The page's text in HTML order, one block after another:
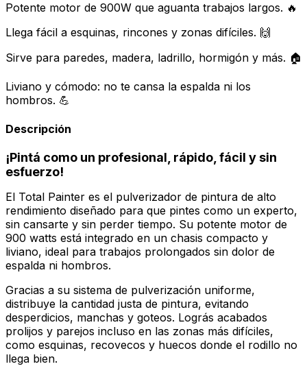
Potente motor de 900W que aguanta trabajos largos. 🔥
Llega fácil a esquinas, rincones y zonas difíciles. 🙌
Sirve para paredes, madera, ladrillo, hormigón y más. 🏠
Liviano y cómodo: no te cansa la espalda ni los
hombros. 💪
Descripción
¡Pintá como un profesional, rápido, fácil y sin
esfuerzo!
El Total Painter es el pulverizador de pintura de alto
rendimiento diseñado para que pintes como un experto,
sin cansarte y sin perder tiempo. Su potente motor de
900 watts está integrado en un chasis compacto y
liviano, ideal para trabajos prolongados sin dolor de
espalda ni hombros.
Gracias a su sistema de pulverización uniforme,
distribuye la cantidad justa de pintura, evitando
desperdicios, manchas y goteos. Lográs acabados
prolijos y parejos incluso en las zonas más difíciles,
como esquinas, recovecos y huecos donde el rodillo no
llega bien.